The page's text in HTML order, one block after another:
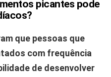
picantes pode
que pessoas que
com frequência
de desenvolver